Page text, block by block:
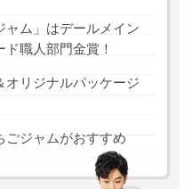
ャム」はデールメイン
職人部門金賞！
オリジナルパッケージ
ごジャムがおすすめ